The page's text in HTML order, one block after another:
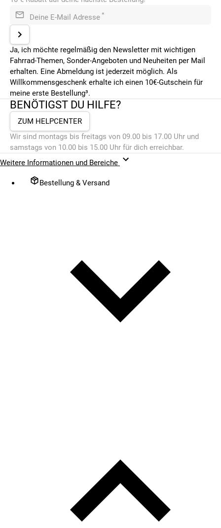
Deine E-Mail Adresse *
Ja, ich möchte regelmäßig den Newsletter mit wichtigen
Fahrrad-Themen, Sonder-Angeboten und Neuheiten per Mail
erhalten. Eine Abmeldung ist jederzeit möglich. Als
Willkommensgeschenk erhalte ich einen 10€-Gutschein für
meine erste Bestellung³.
BENÖTIGST DU HILFE?
ZUM HELPCENTER
Wir sind montags bis freitags von 09.00 bis 17.00 Uhr und
samstags von 10.00 bis 15.00 Uhr für dich erreichbar.
Weitere Informationen und Bereiche
Bestellung & Versand